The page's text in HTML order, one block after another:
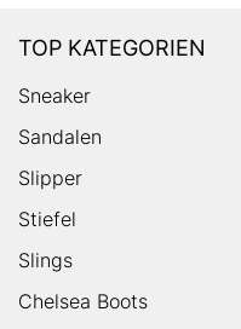
TOP KATEGORIEN
Sneaker
Sandalen
Slipper
Stiefel
Slings
Chelsea Boots